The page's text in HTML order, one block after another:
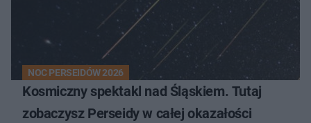
NOC PERSEIDÓW 2026
Kosmiczny spektakl nad Śląskiem. Tutaj
zobaczysz Perseidy w całej okazałości